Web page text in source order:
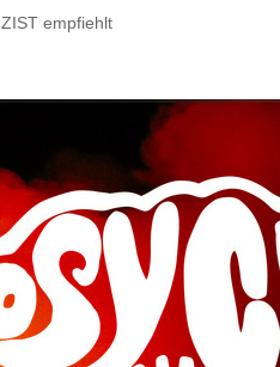
ZIST empfiehlt